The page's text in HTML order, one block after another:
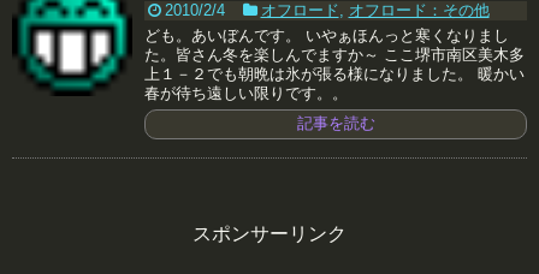
2010/2/4 オフロード, オフロード：その他
ども。あいぼんです。 いやぁほんっと寒くなりまし
た。皆さん冬を楽しんでますか～ ここ堺市南区美木多
上１－２でも朝晩は氷が張る様になりました。 暖かい
春が待ち遠しい限りです。。
記事を読む
スポンサーリンク